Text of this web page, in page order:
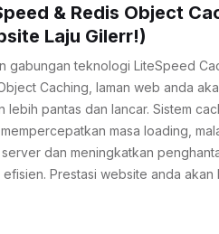
& Redis Object
Laju Gilerr!)
gabungan teknologi LiteSpeed
Caching, laman web anda
lebih pantas dan lancar. Sistem
masa loading,
dan meningkatkan
Prestasi website anda akan